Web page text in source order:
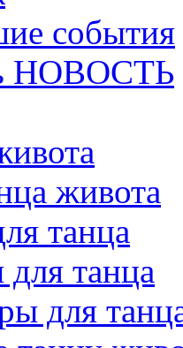
события
НОВОСТЬ
живота
танца
танца
для